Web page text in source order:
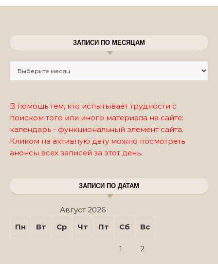
ЗАПИСИ ПО МЕСЯЦАМ
В помощь тем, кто испытывает трудности с
поиском того или иного материала на сайте:
календарь - функциональный элемент сайта.
Кликом на активную дату можно посмотреть
анонсы всех записей за этот день.
ЗАПИСИ ПО ДАТАМ
Август 2026
Пн
Вт Ср Чт Пт Сб Вс
1 2